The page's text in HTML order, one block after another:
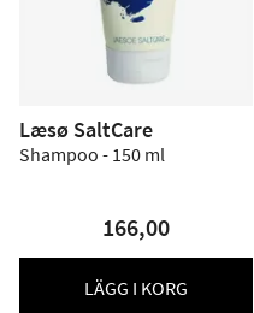
Læsø SaltCare
Shampoo - 150 ml
166,00
LÄGG I KORG